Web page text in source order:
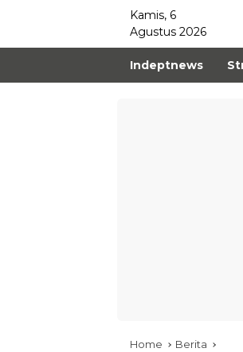
Kamis, 6
Agustus 2026
Indeptnews
Home Berita